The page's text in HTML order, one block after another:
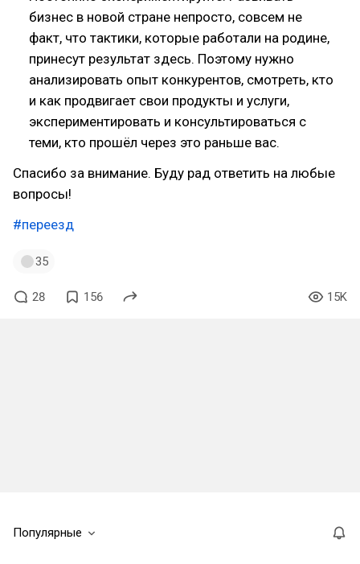
бизнес в новой стране непросто, совсем не
факт, что тактики, которые работали на родине,
принесут результат здесь. Поэтому нужно
анализировать опыт конкурентов, смотреть, кто
и как продвигает свои продукты и услуги,
экспериментировать и консультироваться с
теми, кто прошёл через это раньше вас.
Спасибо за внимание. Буду рад ответить на любые
вопросы!
#переезд
35
28 156 15K
Популярные